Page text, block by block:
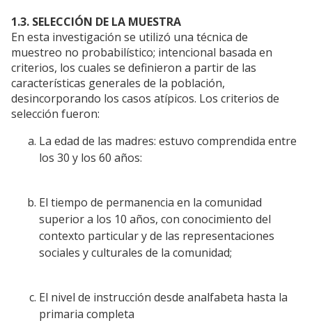
1.3. SELECCIÓN DE LA MUESTRA
En esta investigación se utilizó una técnica de
muestreo no probabilístico; intencional basada en
criterios, los cuales se definieron a partir de las
características generales de la población,
desincorporando los casos atípicos. Los criterios de
selección fueron:
La edad de las madres: estuvo comprendida entre
los 30 y los 60 años:
El tiempo de permanencia en la comunidad
superior a los 10 años, con conocimiento del
contexto particular y de las representaciones
sociales y culturales de la comunidad;
El nivel de instrucción desde analfabeta hasta la
primaria completa